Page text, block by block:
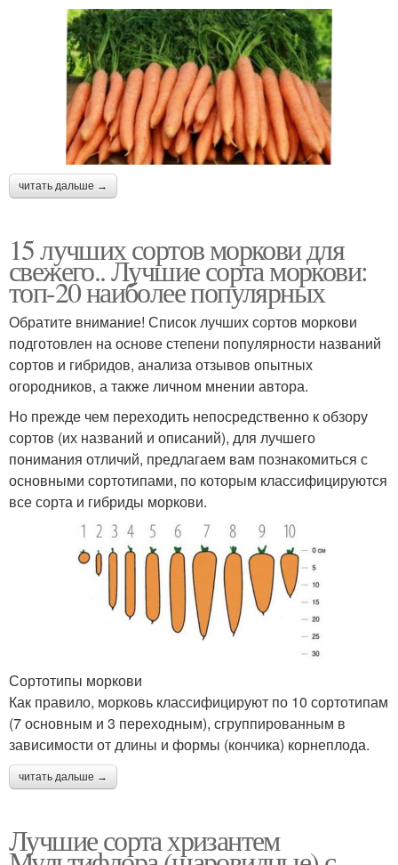
читать дальше →
15 лучших сортов моркови для
свежего.. Лучшие сорта моркови:
топ-20 наиболее популярных
Обратите внимание! Список лучших сортов моркови
подготовлен на основе степени популярности названий
сортов и гибридов, анализа отзывов опытных
огородников, а также личном мнении автора.
Но прежде чем переходить непосредственно к обзору
сортов (их названий и описаний), для лучшего
понимания отличий, предлагаем вам познакомиться с
основными сортотипами, по которым классифицируются
все сорта и гибриды моркови.
Сортотипы моркови
Как правило, морковь классифицируют по 10 сортотипам
(7 основным и 3 переходным), сгруппированным в
зависимости от длины и формы (кончика) корнеплода.
читать дальше →
Лучшие сорта хризантем